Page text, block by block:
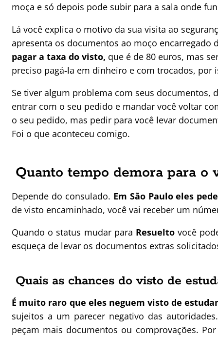
moça e só depois pode subir para a sala onde
Lá você explica o motivo da sua visita ao
apresenta os documentos ao moço encarregado
pagar a taxa do visto, que é de 80 euros, mas
preciso pagá-la em dinheiro e com trocados,
Se tiver algum problema com seus documentos,
entrar com o seu pedido e mandar você voltar
o seu pedido, mas pedir para você levar
Foi o que aconteceu comigo.
Quanto tempo demora para o
Depende do consulado. Em São Paulo eles
de visto encaminhado, você vai receber um
Quando o status mudar para Resueltovocê
esqueça de levar os documentos extras
Quais as chances do visto de
É muito raro que eles neguem visto de
sujeitos a um parecer negativo das
peçam mais documentos ou comprovações.